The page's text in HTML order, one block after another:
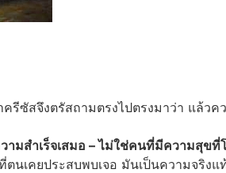
ซัสจึงตรัสถามตรงไปตรงมาว่า แล้ว
มสำเร็จเสมอ – ไม่ใช่คนที่มีความสุข
เคยประสบพบเจอ มันเป็นความจริง